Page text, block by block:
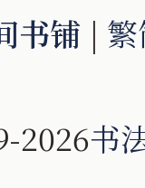
书铺 |
2026书